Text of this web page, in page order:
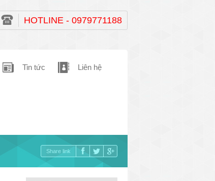
HOTLINE - 0979771188
Tin tức Liên hệ
Share link